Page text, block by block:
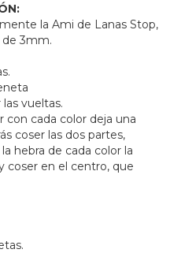
la Ami de Lanas Stop,
de 3mm.
vueltas.
con cada color deja una
coser las dos partes,
hebra de cada color la
coser en el centro, que